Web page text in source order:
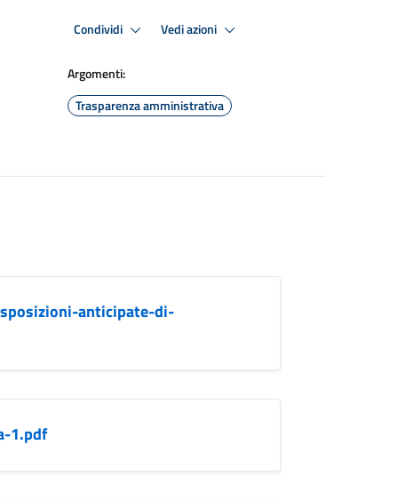
Condividi Vedi azioni
Argomenti:
Trasparenza amministrativa
anticipate-di-
1.pdf